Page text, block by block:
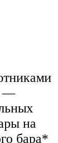
—
на
бара*